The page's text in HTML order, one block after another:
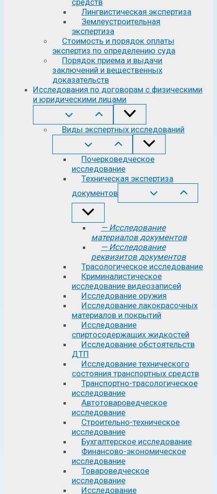
средств
Лингвистическая экспертиза
Землеустроительная
экспертиза
Стоимость и порядок оплаты
экспертиз по определению суда
Порядок приема и выдачи
заключений и вещественных
доказательств
Исследования по договорам с физическими
и юридическими лицами
Виды экспертных исследований
Почерковедческое
исследование
Техническая экспертиза
документов
— Исследование
материалов документов
— Исследование
реквизитов документов
Трасологическое исследование
Криминалистическое
исследование видеозаписей
Исследование оружия
Исследование лакокрасочных
материалов и покрытий
Исследование
спиртосодержащих жидкостей
Исследование обстоятельств
ДТП
Исследование технического
состояния транспортных средств
Транспортно-трасологическое
исследование
Автотовароведческое
исследование
Строительно-техническое
исследование
Бухгалтерское исследование
Финансово-экономическое
исследование
Товароведческое
исследование
Исследование